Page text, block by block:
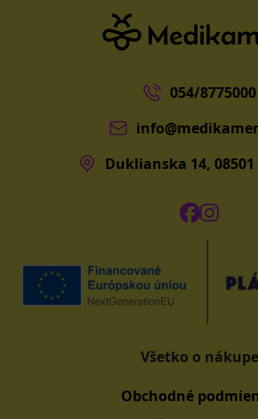
054/8775000
Duklianska 14,
Všetko o nákupe
Obchodné